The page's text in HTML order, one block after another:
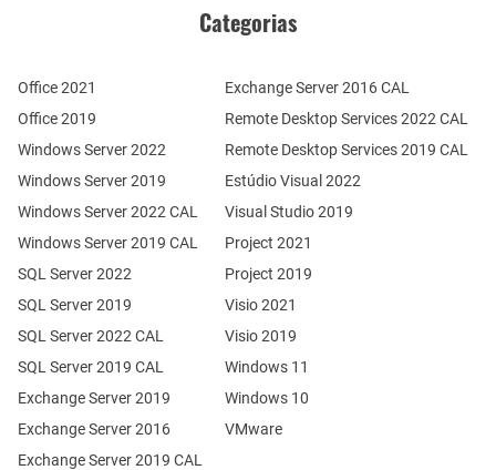
Categorias
Office 2021
Office 2019
Windows Server 2022
Windows Server 2019
Exchange Server 2019
Exchange Server 2016
SQL Server 2022
SQL Server 2019
Windows Server 2022 CAL
Windows Server 2019 CAL
SQL Server 2022 CAL
SQL Server 2019 CAL
Remote Desktop Services 2022 CAL
Remote Desktop Services 2019 CAL
Exchange Server 2019 CAL
Exchange Server 2016 CAL
Estúdio Visual 2022
Visual Studio 2019
Project 2021
Project 2019
Visio 2021
Visio 2019
Windows 11
Windows 10
VMware